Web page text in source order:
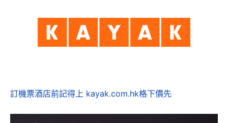
訂機票酒店前記得上 kayak.com.hk格下價先